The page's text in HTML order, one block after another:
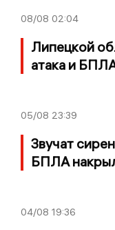
08/08 02:04
Липецкой
атака и
05/08 23:39
Звучат
БПЛА
04/08 19:36